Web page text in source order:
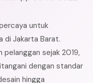
untuk
di Jakarta Barat.
pelanggan sejak 2019,
dengan standar
hingga